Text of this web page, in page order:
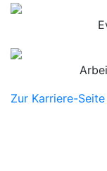
Zur Karriere-Seite